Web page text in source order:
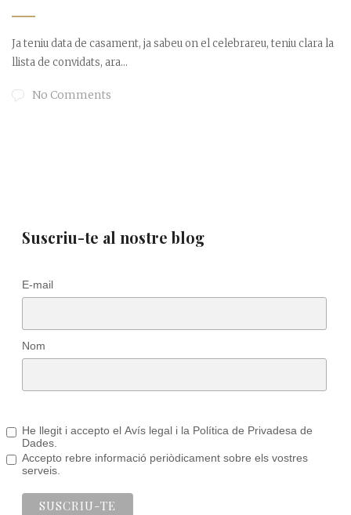
Ja teniu data de casament, ja sabeu on el celebrareu, teniu clara la
llista de convidats, ara...
No Comments
Suscriu-te al nostre blog
E-mail
Nom
He llegit i accepto el Avís legal i la Política de Privadesa de
Dades.
Accepto rebre informació periòdicament sobre els vostres
serveis.